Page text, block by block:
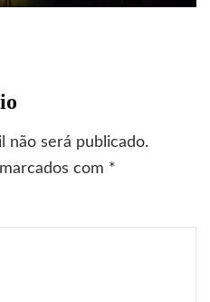
não será publicado.
com *